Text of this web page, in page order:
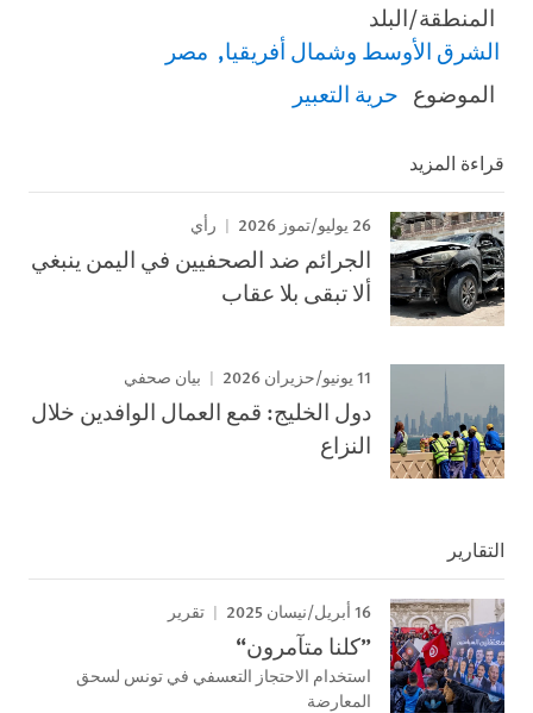
المنطقة/البلد
الشرق الأوسط وشمال أفريقيا مصر
الموضوع حرية التعبير
قراءة المزيد
26 يوليو/تموز 2026 رأي
الجرائم ضد الصحفيين في اليمن ينبغي
ألا تبقى بلا عقاب
11 يونيو/حزيران 2026 بيان صحفي
دول الخليج: قمع العمال الوافدين خلال
النزاع
التقارير
16 أبريل/نيسان 2025 تقرير
”كلنا متآمرون“
استخدام الاحتجاز التعسفي في تونس لسحق
المعارضة